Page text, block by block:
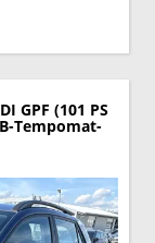
GPF (101 PS
Tempomat-